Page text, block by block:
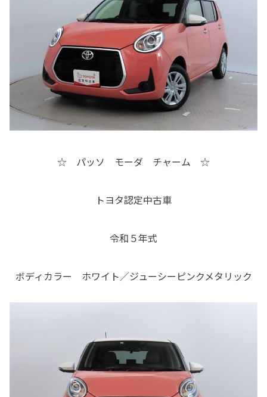
☆ パッソ モーダ チャーム ☆
トヨタ認定中古車
令和５年式
ボディカラー ホワイト／ジューシーピンクメタリック